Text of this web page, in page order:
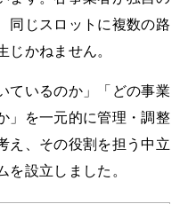
同じスロットに複数の路
じかねません。
ているのか」「どの事業
」を一元的に管理・調整
え、その役割を担う中立
を設立しました。